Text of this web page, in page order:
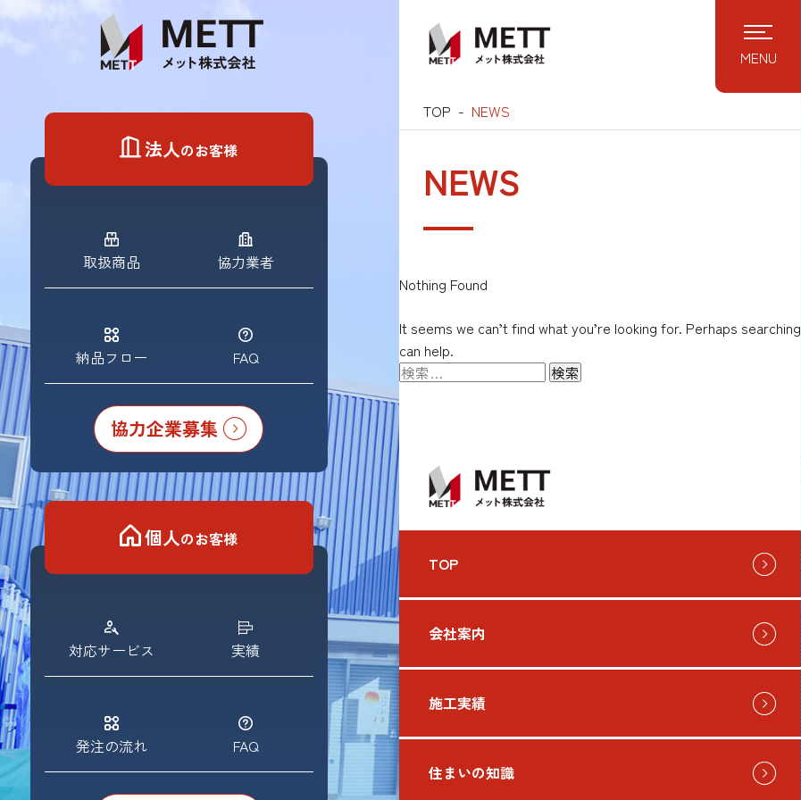
法人のお客様
取扱商品 協力業者
納品フロー FAQ
協力企業募集
個人のお客様
対応サービス 実績
発注の流れ FAQ
MENU
TOP NEWS
NEWS
Nothing Found
It seems we can’t find what you’re looking for. Perhaps searching
can help.
検
索:
TOP
会社案内
施工実績
住まいの知識